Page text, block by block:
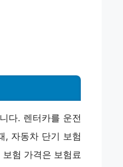
다. 렌터카를 운전
, 자동차 단기 보험
험 가격은 보험료